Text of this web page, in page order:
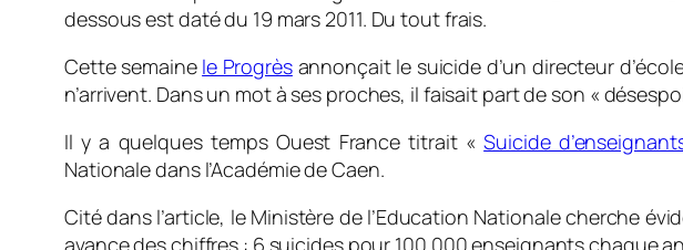
dessous est daté du 19 mars 2011. Du tout frais.
Cette semaine le Progrèsannonçait le suicide d’un directeur
n’arrivent. Dans un mot à ses proches, il faisait part de son «
Il y a quelques temps Ouest France titrait «Suicide
Nationale dans l’Académie de Caen.
Cité dans l’article, le Ministère de l’Education Nationale cherche
avance des chiffres : 6 suicides pour 100 000 enseignants chaque